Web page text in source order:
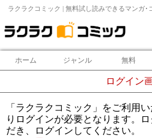
ラクラクコミック | 無料試し読みできるマンガ･
ホーム ジャンル 無料
ログイン
「ラクラクコミック」をご利用
りログインが必要となります。
だき、ログインしてください。